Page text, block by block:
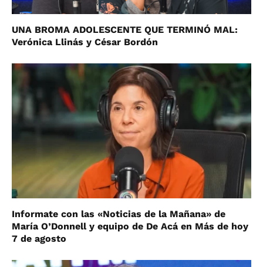
UNA BROMA ADOLESCENTE QUE TERMINÓ MAL:
Verónica Llinás y César Bordón
Informate con las «Noticias de la Mañana» de
María O’Donnell y equipo de De Acá en Más de hoy
7 de agosto